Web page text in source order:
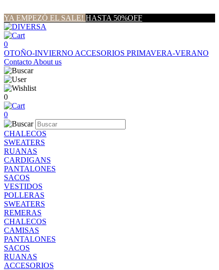
YA EMPEZÓ EL SALE! HASTA 50%OFF
0
OTOÑO-INVIERNO ACCESORIOS PRIMAVERA-VERANO
Contacto About us
0
0
CHALECOS
SWEATERS
RUANAS
CARDIGANS
PANTALONES
SACOS
VESTIDOS
POLLERAS
SWEATERS
REMERAS
CHALECOS
CAMISAS
PANTALONES
SACOS
RUANAS
ACCESORIOS